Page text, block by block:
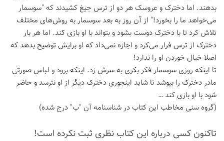
بدهند. اما دخترک و عروسک هر دو از ترس جیغ کشیدند که "سوسمار
می‌خواهد ما را بخورد!" از آن روز به بعد سوسمار به روش‌های مختلف
تلاش کرد تا با دخترک دوست بشود و بتواند با او بازی کند. اما هر بار
دخترک از ترس فرار می‌کرد و اجازه نمی‌داد که او برایش توضیح بدهد که
اصلا خیال خوردن او را ندارد!
تا اینکه روزی سوسمار فکر بکری به سرش زد. اینکه برود و لباس صورتی
مادر دخترک را بپوشد تا شاید اینجوری دخترک دیگر از او نترسد و حاضر
شود با او بازی کند …
(گروه سنی مخاطب این کتاب در شناسنامه آن "ب" درج شده)
تاكنون كسی درباره این كتاب نظری ثبت نكرده است!